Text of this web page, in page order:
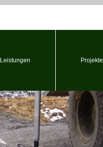
Leistungen Projekte